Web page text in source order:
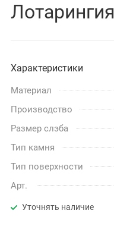
Лотарингия
Характеристики
Материал
Производство
Размер слэба
Тип камня
Тип поверхности
Арт.
Уточнять наличие